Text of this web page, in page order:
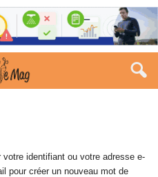
identifiant ou votre adresse e-
pour créer un nouveau mot de